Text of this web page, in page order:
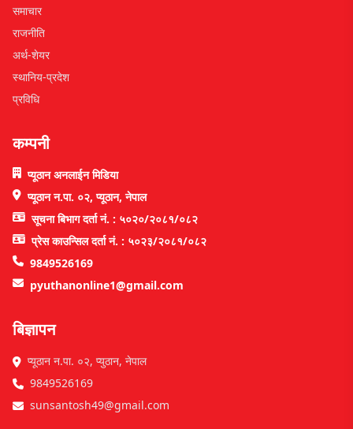
समाचार
राजनीति
अर्थ-शेयर
स्थानिय-प्रदेश
प्रविधि
कम्पनी
प्यूठान अनलाईन मिडिया
प्यूठान न.पा. ०२, प्यूठान, नेपाल
सूचना बिभाग दर्ता नं. : ५०२०/२०८१/०८२
प्रेस काउन्सिल दर्ता नं. : ५०२३/२०८१/०८२
9849526169
pyuthanonline1@gmail.com
बिज्ञापन
प्यूठान न.पा. ०२, प्युठान, नेपाल
9849526169
sunsantosh49@gmail.com